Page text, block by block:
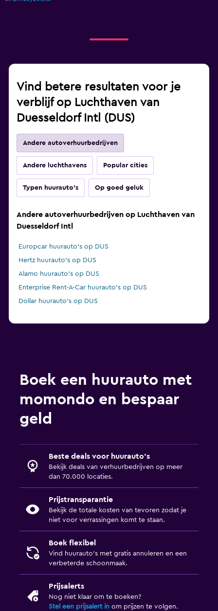
Vind betere resultaten voor je
verblijf op Luchthaven van
Duesseldorf Intl (DUS)
Andere autoverhuurbedrijven
Andere luchthavens Popular cities
Typen huurauto's Op goed geluk
Andere autoverhuurbedrijven op Luchthaven van
Duesseldorf Intl
Europcar huurauto's op DUS
Hertz huurauto's op DUS
Alamo huurauto's op DUS
Enterprise Rent-A-Car huurauto's op DUS
Dollar huurauto's op DUS
Boek een huurauto met
momondo en bespaar
geld
Beste deals voor huurauto's
Bekijk deals van verhuurbedrijven op meer
dan 70.000 locaties.
Prijstransparantie
Bekijk de totale kosten van tevoren zodat je
niet voor verrassingen komt te staan.
Boek flexibel
Vind huurauto's met gratis annuleren en een
verbeterde schoonmaak.
Prijsalerts
Nog niet klaar om te boeken?
Stel een prijsalert in om prijzen te volgen.